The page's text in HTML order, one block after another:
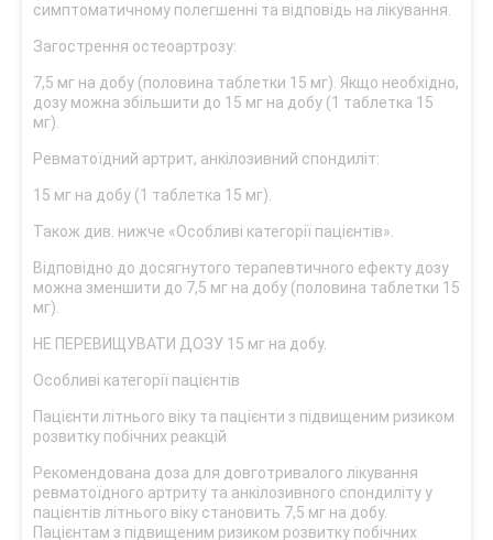
симптоматичному полегшенні та відповідь на лікування.
Загострення остеоартрозу:
7,5 мг на добу (половина таблетки 15 мг). Якщо необхідно,
дозу можна збільшити до 15 мг на добу (1 таблетка 15
мг).
Ревматоїдний артрит, анкілозивний спондиліт:
15 мг на добу (1 таблетка 15 мг).
Також див. нижче «Особливі категорії пацієнтів».
Відповідно до досягнутого терапевтичного ефекту дозу
можна зменшити до 7,5 мг на добу (половина таблетки 15
мг).
НЕ ПЕРЕВИЩУВАТИ ДОЗУ 15 мг на добу.
Особливі категорії пацієнтів
Пацієнти літнього віку та пацієнти з підвищеним ризиком
розвитку побічних реакцій
Рекомендована доза для довготривалого лікування
ревматоїдного артриту та анкілозивного спондиліту у
пацієнтів літнього віку становить 7,5 мг на добу.
Пацієнтам з підвищеним ризиком розвитку побічних